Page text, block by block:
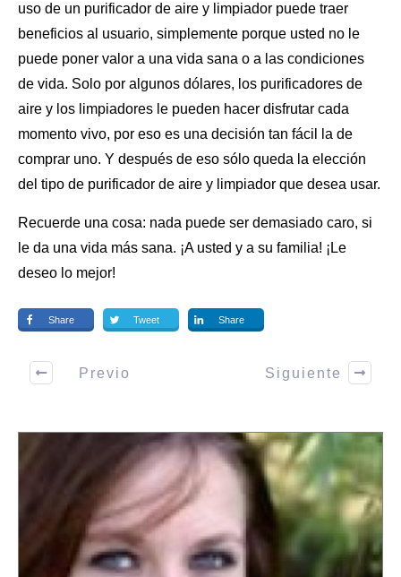
uso de un purificador de aire y limpiador puede traer
beneficios al usuario, simplemente porque usted no le
puede poner valor a una vida sana o a las condiciones
de vida. Solo por algunos dólares, los purificadores de
aire y los limpiadores le pueden hacer disfrutar cada
momento vivo, por eso es una decisión tan fácil la de
comprar uno. Y después de eso sólo queda la elección
del tipo de purificador de aire y limpiador que desea usar.
Recuerde una cosa: nada puede ser demasiado caro, si
le da una vida más sana. ¡A usted y a su familia! ¡Le
deseo lo mejor!
Share Tweet Share
Previo Siguiente